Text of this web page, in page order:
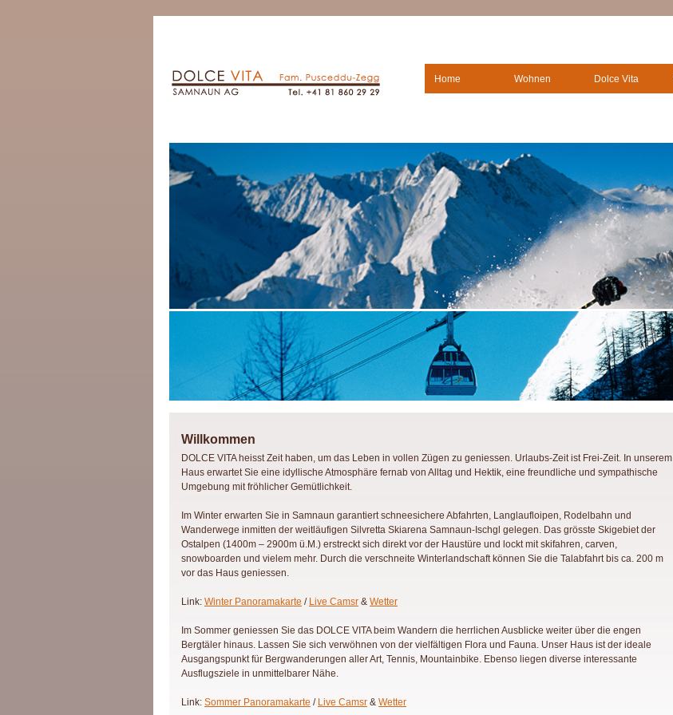
Home Wohnen Dolce Vita
Willkommen
DOLCE VITA heisst Zeit haben, um das Leben in vollen Zügen zu geniessen. Urlaubs-Zeit ist Frei-Zeit. In unserem
Haus erwartet Sie eine idyllische Atmosphäre fernab von Alltag und Hektik, eine freundliche und sympathische
Umgebung mit fröhlicher Gemütlichkeit.
Im Winter erwarten Sie in Samnaun garantiert schneesichere Abfahrten, Langlaufloipen, Rodelbahn und
Wanderwege inmitten der weitläufigen Silvretta Skiarena Samnaun-Ischgl gelegen. Das grösste Skigebiet der
Ostalpen (1400m – 2900m ü.M.) erstreckt sich direkt vor der Haustüre und lockt mit skifahren, carven,
snowboarden und vielem mehr. Durch die verschneite Winterlandschaft können Sie die Talabfahrt bis ca. 200 m
vor das Haus geniessen.
Link: Winter Panoramakarte / Live Camsr & Wetter
Im Sommer geniessen Sie das DOLCE VITA beim Wandern die herrlichen Ausblicke weiter über die engen
Bergtäler hinaus. Lassen Sie sich verwöhnen von der vielfältigen Flora und Fauna. Unser Haus ist der ideale
Ausgangspunkt für Bergwanderungen aller Art, Tennis, Mountainbike. Ebenso liegen diverse interessante
Ausflugsziele in unmittelbarer Nähe.
Link: Sommer Panoramakarte / Live Camsr & Wetter